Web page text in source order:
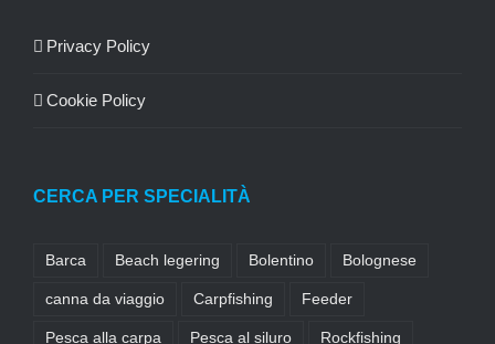
Privacy Policy
Cookie Policy
CERCA PER SPECIALITÀ
Barca Beach legering Bolentino Bolognese
canna da viaggio Carpfishing Feeder
Pesca alla carpa Pesca al siluro Rockfishing